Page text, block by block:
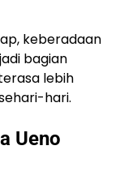
keberadaan
bagian
lebih
hari.
Ueno